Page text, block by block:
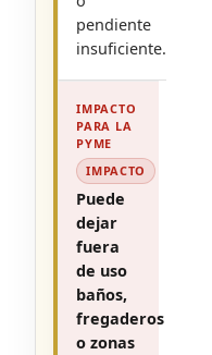
pendiente
insuficiente.
IMPACTO
Puede
dejar
fuera
de uso
baños,
fregaderos
o zonas